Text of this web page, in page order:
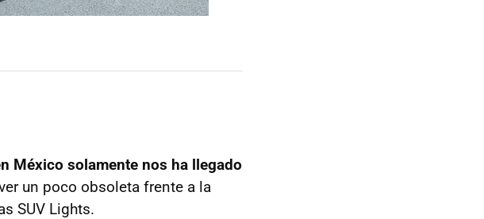
México solamente nos ha llegado
un poco obsoleta frente a la
SUV Lights.